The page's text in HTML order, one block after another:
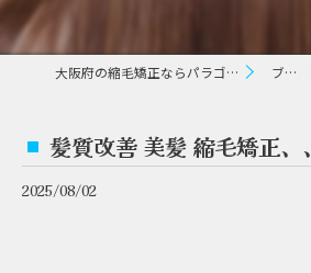
大阪府の縮毛矯正ならパラゴン ヘアー ブログ
髪質改善 美髪 縮毛矯正、、
2025/08/02